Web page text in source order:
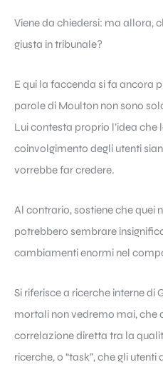
Viene da chiedersi: ma allora,
giusta in tribunale?
E qui la faccenda si fa ancora
parole di Moulton non sono
Lui contesta proprio l’idea
coinvolgimento degli utenti
vorrebbe far credere.
Al contrario, sostiene che quei
potrebbero sembrare
cambiamenti enormi nel
Si riferisce a ricerche interne di
mortali non vedremo mai, che
correlazione diretta tra la
ricerche, o “task”, che gli utenti